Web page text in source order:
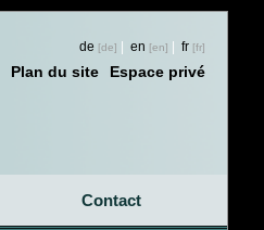
de | en | fr
Plan du site Espace privé
Contact